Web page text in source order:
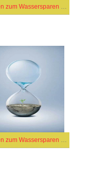
Ideen zum Wassersparen (4)
Ideen zum Wassersparen (21)